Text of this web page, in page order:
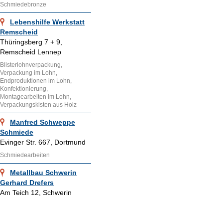
Schmiedebronze
Lebenshilfe Werkstatt
Remscheid
Thüringsberg 7 + 9,
Remscheid Lennep
Blisterlohnverpackung,
Verpackung im Lohn,
Endproduktionen im Lohn,
Konfektionierung,
Montagearbeiten im Lohn,
Verpackungskisten aus Holz
Manfred Schweppe
Schmiede
Evinger Str. 667, Dortmund
Schmiedearbeiten
Metallbau Schwerin
Gerhard Drefers
Am Teich 12, Schwerin